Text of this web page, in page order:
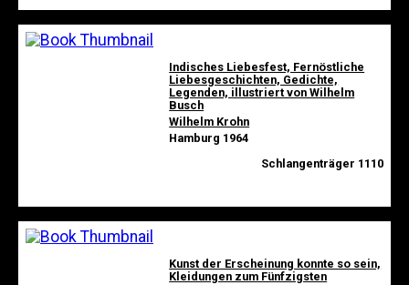
Indisches Liebesfest, Fernöstliche
Liebesgeschichten, Gedichte,
Legenden, illustriert von Wilhelm
Busch
Wilhelm Krohn
Hamburg 1964
Schlangenträger 1110
Kunst der Erscheinung konnte so sein,
Kleidungen zum Fünfzigsten